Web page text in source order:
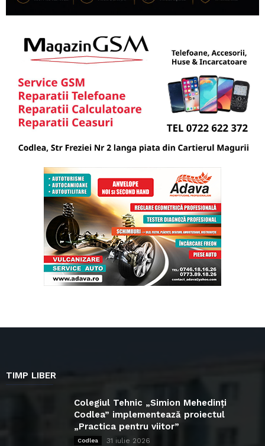
TIMP LIBER
Colegiul Tehnic „Simion Mehedinți
Codlea” implementează proiectul
„Practica pentru viitor”
Codlea 31 iulie 2026